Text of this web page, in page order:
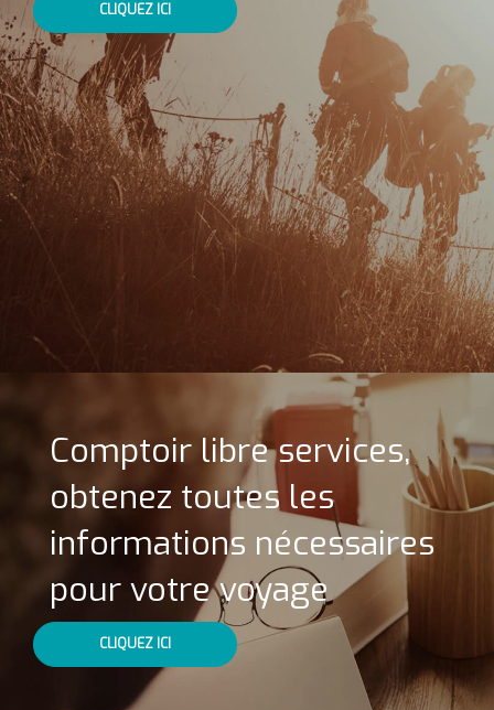
CLIQUEZ ICI
Comptoir libre services,
obtenez toutes les
informations nécessaires
pour votre voyage
CLIQUEZ ICI